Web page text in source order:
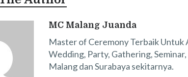
MC Malang Juanda
Master of Ceremony Terbaik Untuk
Wedding, Party, Gathering,
Malang dan Surabaya sekitarnya.